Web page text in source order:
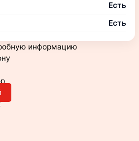
Есть
Есть
информацию